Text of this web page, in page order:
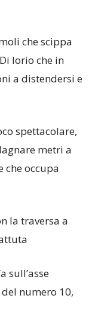
che scippa
Iorio che in
a distendersi e
spettacolare,
metri a
che occupa
la traversa a
sull’asse
numero 10,